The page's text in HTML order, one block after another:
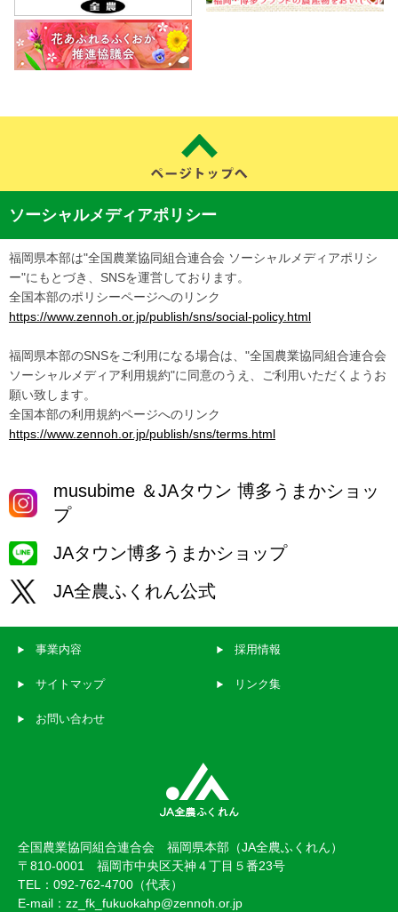
ソーシャルメディアポリシー
福岡県本部は"全国農業協同組合連合会 ソーシャルメディアポリシ
ー"にもとづき、SNSを運営しております。
全国本部のポリシーページへのリンク
https://www.zennoh.or.jp/publish/sns/social-policy.html
福岡県本部のSNSをご利用になる場合は、"全国農業協同組合連合会
ソーシャルメディア利用規約"に同意のうえ、ご利用いただくようお
願い致します。
全国本部の利用規約ページへのリンク
https://www.zennoh.or.jp/publish/sns/terms.html
musubime ＆JAタウン 博多うまかショッ
プ
JAタウン博多うまかショップ
JA全農ふくれん公式
事業内容 採用情報
サイトマップ リンク集
お問い合わせ
全国農業協同組合連合会 福岡県本部（JA全農ふくれん）
〒810-0001 福岡市中央区天神４丁目５番23号
TEL：092-762-4700（代表）
E-mail：zz_fk_fukuokahp@zennoh.or.jp